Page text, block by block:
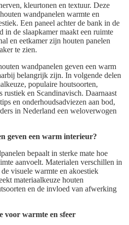
kleurtonen en textuur. Deze
wandpanelen warmte en
Een paneel achter de bank in de
in de slaapkamer maakt een ruimte
en eetkamer zijn houten panelen
te zien.
wandpanelen geven een warm
belangrijk zijn. In volgende delen
populaire houtsoorten,
en Scandinavisch. Daarnaast
en onderhoudsadviezen aan bod,
in Nederland een weloverwogen
geven een warm interieur?
bepaalt in sterke mate hoe
aanvoelt. Materialen verschillen in
visuele warmte en akoestiek
materiaalkeuze houten
en de invloed van afwerking
voor warmte en sfeer